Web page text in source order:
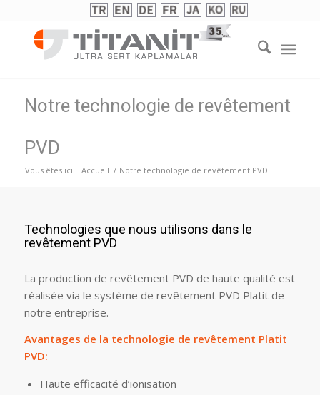
Notre technologie de revêtement
PVD
Vous êtes ici : Accueil / Notre technologie de revêtement PVD
Technologies que nous utilisons dans le
revêtement PVD
La production de revêtement PVD de haute qualité est
réalisée via le système de revêtement PVD Platit de
notre entreprise.
Avantages de la technologie de revêtement Platit
PVD:
Haute efficacité d’ionisation